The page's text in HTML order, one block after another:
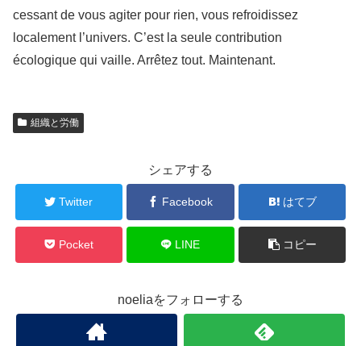
cessant de vous agiter pour rien, vous refroidissez
localement l’univers. C’est la seule contribution
écologique qui vaille. Arrêtez tout. Maintenant.
組織と労働
シェアする
Twitter Facebook はてブ
Pocket LINE コピー
noeliaをフォローする